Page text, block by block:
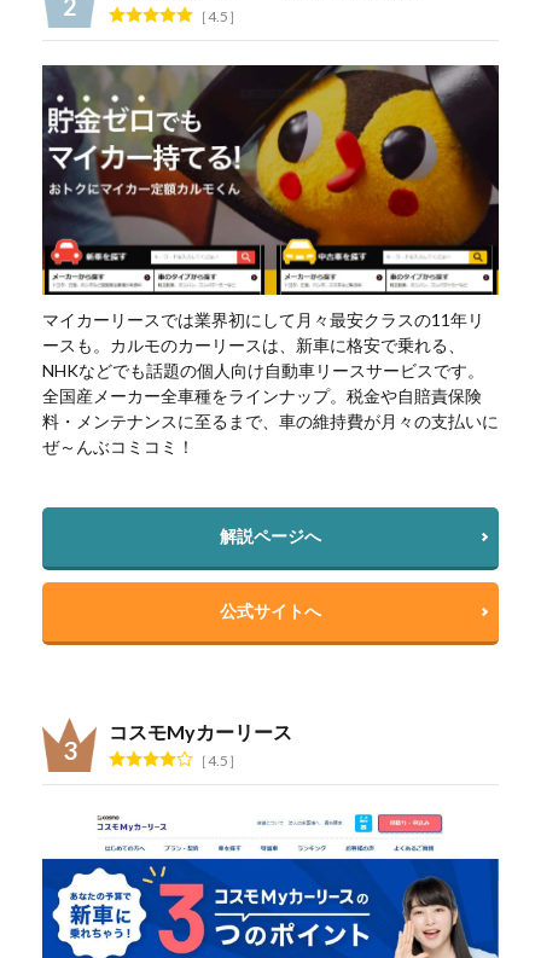
4.5
マイカーリースでは業界初にして月々最安クラスの11年リ
ースも。カルモのカーリースは、新車に格安で乗れる、
NHKなどでも話題の個人向け自動車リースサービスです。
全国産メーカー全車種をラインナップ。税金や自賠責保険
料・メンテナンスに至るまで、車の維持費が月々の支払いに
ぜ～んぶコミコミ！
解説ページへ
公式サイトへ
コスモMyカーリース
4.5